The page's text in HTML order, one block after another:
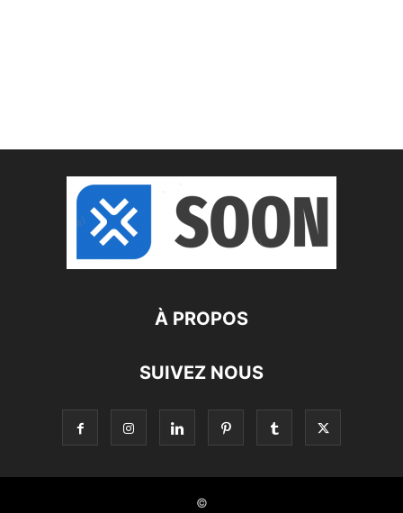
À PROPOS
SUIVEZ NOUS
©